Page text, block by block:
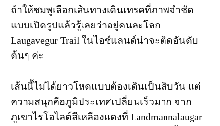
ถ้าให้ชมพูเลือกเส้นทางเดินเทรคที่ภาพจำชัด
แบบเปิดรูปแล้วรู้เลยว่าอยู่คนละโลก
Laugavegur Trail ในไอซ์แลนด์น่าจะติดอันดับ
ต้นๆ ค่ะ
เส้นนี้ไม่ได้ยาวโหดแบบต้องเดินเป็นสิบวัน แต่
ความสนุกคือภูมิประเทศเปลี่ยนเร็วมาก จาก
ภูเขาไรโอไลต์สีเหลืองแดงที่ Landmannalaugar